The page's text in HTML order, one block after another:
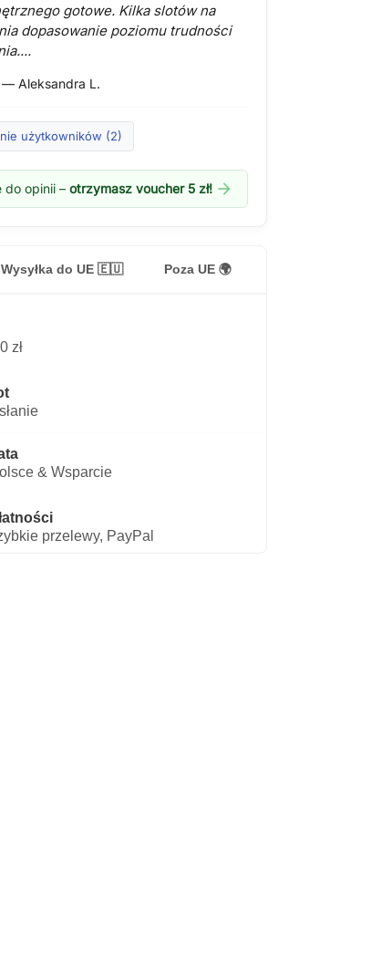
gotowe. Kilka slotów na
dopasowanie poziomu trudności
— Aleksandra L.
użytkowników (2)
do opinii – otrzymasz voucher 5 zł! arrow_forward
Wysyłka do UE 🇪🇺 Poza UE 🌍
zł
& Wsparcie
przelewy, PayPal